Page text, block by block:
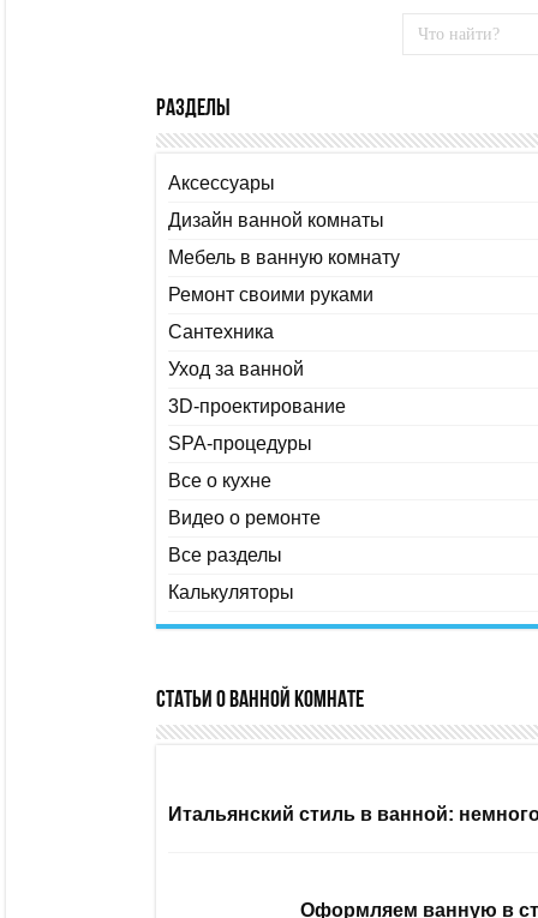
Разделы
Аксессуары
Дизайн ванной комнаты
Мебель в ванную комнату
Ремонт своими руками
Сантехника
Уход за ванной
3D-проектирование
SPA-процедуры
Все о кухне
Видео о ремонте
Все разделы
Калькуляторы
Статьи о ванной комнате
Итальянский стиль в ванной:
Оформляем ванную в